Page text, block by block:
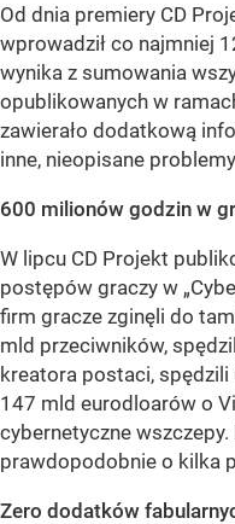
Od dnia premiery CD
wprowadził co najmniej
wynika z sumowania
opublikowanych w
zawierało dodatkową
inne, nieopisane
600 milionów godzin w
W lipcu CD Projekt
postępów graczy w
firm gracze zginęli do
mld przeciwników,
kreatora postaci,
147 mld eurodloarów o
cybernetyczne
prawdopodobnie o kilka
Zero dodatków